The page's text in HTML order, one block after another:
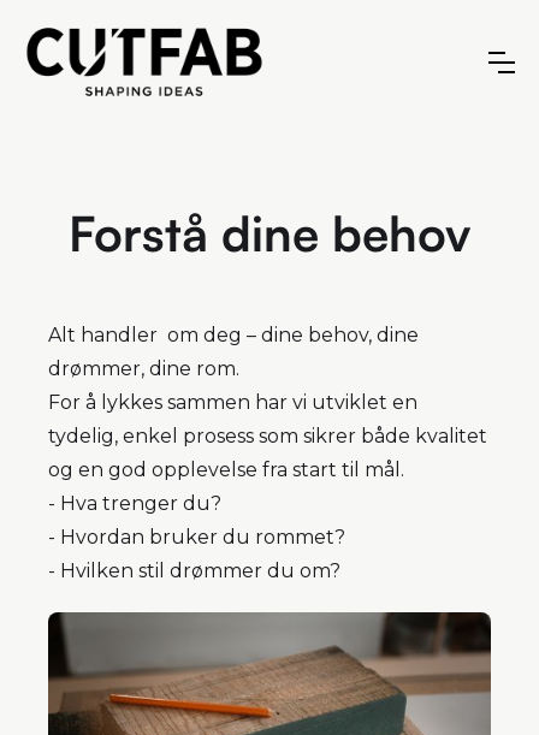
Forstå dine behov
Alt handler om deg – dine behov, dine
drømmer, dine rom.
For å lykkes sammen har vi utviklet en
tydelig, enkel prosess som sikrer både kvalitet
og en god opplevelse fra start til mål.
- Hva trenger du?
- Hvordan bruker du rommet?
- Hvilken stil drømmer du om?